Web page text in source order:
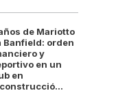
de Mariotto
Banfield: orden
y
en un
en